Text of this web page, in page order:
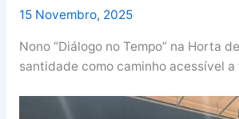
15 Novembro, 2025
Nono “Diálogo no Tempo” na Horta
santidade como caminho acessível a